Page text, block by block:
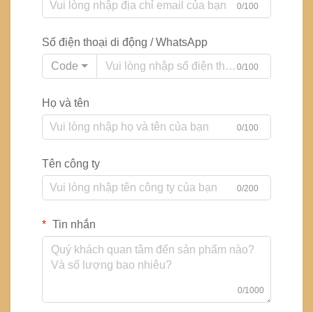
0/100
Số điện thoại di động / WhatsApp
Code
0/100
Họ và tên
0/100
Tên công ty
0/200
Tin nhắn
0/1000